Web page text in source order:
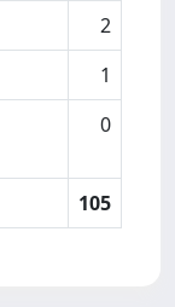
2
1
0
105